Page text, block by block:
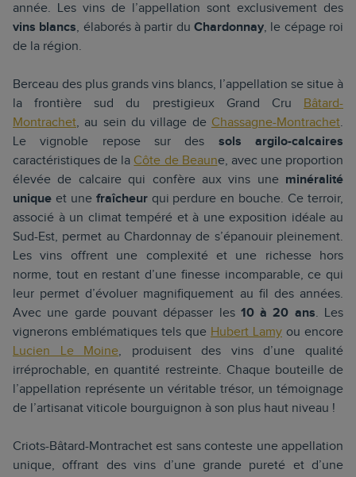
année. Les vins de l’appellation sont exclusivement des
vins blancs, élaborés à partir duChardonnay, le cépage roi
de la région.
Berceau des plus grands vins blancs, l’appellation se situe à
la frontière sud du prestigieux Grand Cru Bâtard-
Montrachet, au sein du village de Chassagne-Montrachet.
Le vignoble repose sur des sols argilo-calcaires
caractéristiques de la Côte de Beaune, avec une proportion
élevée de calcaire qui confère aux vins une minéralité
unique et une fraîcheurqui perdure en bouche. Ce terroir,
associé à un climat tempéré et à une exposition idéale au
Sud-Est, permet au Chardonnay de s’épanouir pleinement.
Les vins offrent une complexité et une richesse hors
norme, tout en restant d’une finesse incomparable, ce qui
leur permet d’évoluer magnifiquement au fil des années.
Avec une garde pouvant dépasser les 10 à 20 ans. Les
vignerons emblématiques tels que Hubert Lamy ou encore
Lucien Le Moine, produisent des vins d’une qualité
irréprochable, en quantité restreinte. Chaque bouteille de
l’appellation représente un véritable trésor, un témoignage
de l’artisanat viticole bourguignon à son plus haut niveau !
Criots-Bâtard-Montrachet est sans conteste une appellation
unique, offrant des vins d’une grande pureté et d’une